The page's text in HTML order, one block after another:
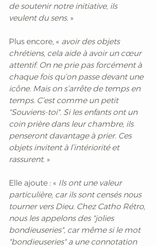
de soutenir notre initiative, ils
veulent du sens. »
Plus encore, « avoir des objets
chrétiens, cela aide à avoir un cœur
attentif. On ne prie pas forcément à
chaque fois qu’on passe devant une
icône. Mais on s’arrête de temps en
temps. C’est comme un petit
"Souviens-toi". Si les enfants ont un
coin prière dans leur chambre, ils
penseront davantage à prier. Ces
objets invitent à l’intériorité et
rassurent. »
Elle ajoute : « Ils ont une valeur
particulière, car ils sont censés nous
tourner vers Dieu. Chez Catho Rétro,
nous les appelons des "jolies
bondieuseries", car même si le mot
"bondieuseries" a une connotation